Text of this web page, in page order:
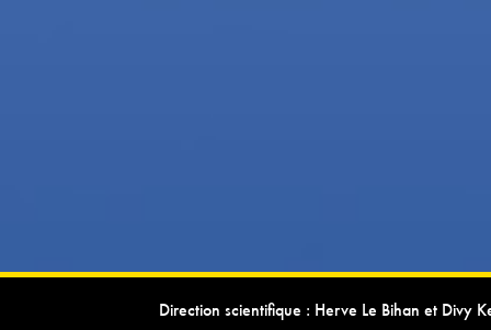
Direction scientifique : Herve Le Bihan et Divy